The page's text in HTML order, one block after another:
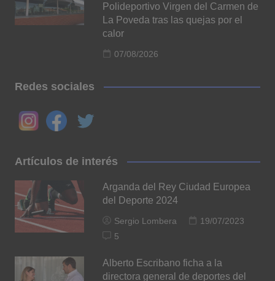
Polideportivo Virgen del Carmen de
La Poveda tras las quejas por el
calor
07/08/2026
Redes sociales
Artículos de interés
Arganda del Rey Ciudad Europea
del Deporte 2024
Sergio Lombera
19/07/2023
5
Alberto Escribano ficha a la
directora general de deportes del